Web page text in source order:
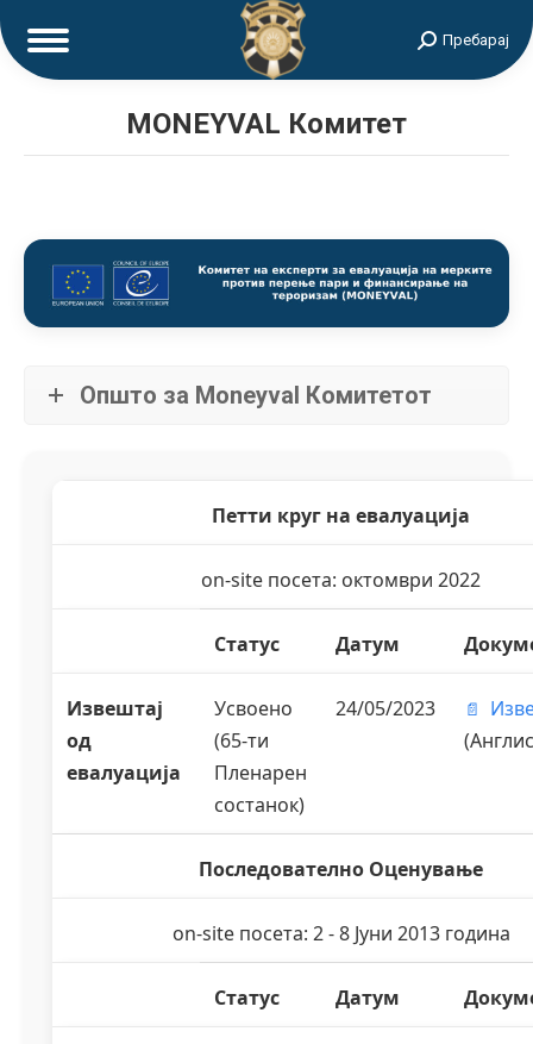
Search:Пребарај
MONEYVAL Комитет
Општо за Moneyval Комитетот
Петти круг на евалуација
on-site посета: октомври 2022
Статус Датум
Извештај
од
евалуација
Усвоено
(65-ти
Пленарен
состанок)
24/05/2023
Последователно Оценување
on-site посета: 2 - 8 Јуни 2013 година
Статус Датум